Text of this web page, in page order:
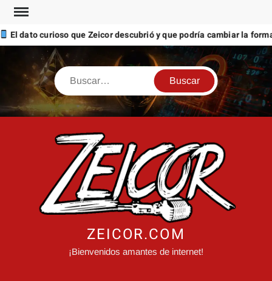
Saltar
contenido
curioso que Zeicor descubrió y que podría cambiar la forma en
Buscar
ZEICOR.COM
¡Bienvenidos amantes de internet!